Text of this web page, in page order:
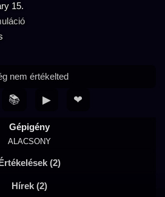
15.
Gépigény
ALACSONY
(2)
Hírek (2)
nem értékelted
📚 ▶ ❤